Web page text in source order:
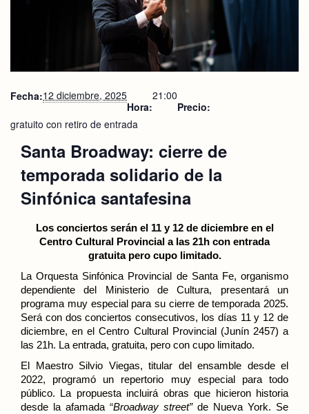
Fecha:12 diciembre, 2025
Hora:
21:00
Precio:
gratuito con retiro de entrada
Santa Broadway: cierre de
temporada solidario de la
Sinfónica santafesina
Los conciertos serán el 11 y 12 de diciembre en el
Centro Cultural Provincial a las 21h con entrada
gratuita pero cupo limitado.
La Orquesta Sinfónica Provincial de Santa Fe, organismo
dependiente del Ministerio de Cultura, presentará un
programa muy especial para su cierre de temporada 2025.
Será con dos conciertos consecutivos, los días 11 y 12 de
diciembre, en el Centro Cultural Provincial (Junín 2457) a
las 21h. La entrada, gratuita, pero con cupo limitado.
El Maestro Silvio Viegas, titular del ensamble desde el
2022, programó un repertorio muy especial para todo
público. La propuesta incluirá obras que hicieron historia
desde la afamada “Broadway street” de Nueva York. Se